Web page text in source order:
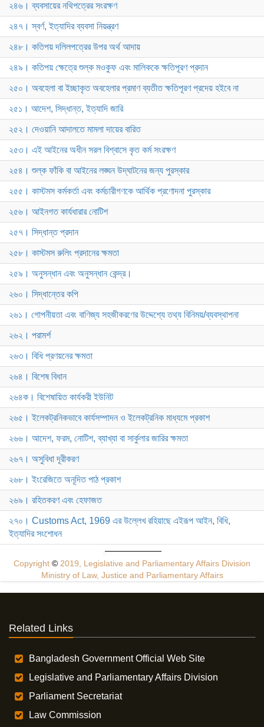
২৪৬। ব্যবসায়ের নথিপত্রের সংরক্ষণ
২৪৭। স্বর্ণ, ইত্যাদির ব্যবসা নিয়ন্ত্রণ
২৪৮। কতিপয় দলিলপত্রের উপর অর্থ আদায়
২৪৯। কতিপয় ক্ষেত্রে শুল্ক মওকুফ এবং মালিককে ক্ষতিপূরণ প্রদান
২৫০। অবহেলা বা ইচ্ছাকৃত অবহেলার প্রমাণ ব্যতীত ক্ষতিপূরণ প্রদেয় হইবে না
২৫১। আদেশ, সিদ্ধান্ত, ইত্যাদি জারি
২৫২। দেওয়ানি আদালতে মামলা দায়ের বারিত
২৫৩। এই আইনের অধীন সরল বিশ্বাসে কৃত কর্ম সংরক্ষণ
২৫৪। শুল্ক ফাঁকি বা আইনের লঙ্ঘন উদ্‌ঘাটনের জন্য পুরস্কার
২৫৫। কাস্টমস কর্মকর্তা এবং কর্মচারীগণকে আর্থিক প্রণোদনা পুরস্কার
২৫৬। আইনগত কার্যধারার নোটিশ
২৫৭। সিদ্ধান্ত প্রদান
২৫৮। কাস্টমস রুলিং প্রদানের ক্ষমতা
২৫৯। অনুসন্ধান এবং অনুসন্ধান কেন্দ্র।
২৬০। সিদ্ধান্তের কপি
২৬১। গোপনীয়তা এবং বাণিজ্য সহজীকরণের উদ্দেশ্যে তথ্য বিনিময়/ব্যবস্থাপনা
২৬২। পরামর্শ
২৬৩। বিধি প্রণয়নের ক্ষমতা
২৬৪। বিশেষ বিধান
২৬৪ক। বিশেষায়িত কার্যকরী ইউনিট
২৬৫। ইলেকট্রনিকভাবে কার্যসম্পাদন ও ইলেকট্রনিক মাধ্যমে প্রকাশ
২৬৬। আদেশ, ফরম, নোটিশ, ব্যাখ্যা বা সার্কুলার জারির ক্ষমতা
২৬৭। অসুবিধা দূরীকরণ
২৬৮। ইংরেজিতে অনূদিত পাঠ প্রকাশ
২৬৯। রহিতকরণ এবং হেফাজত
২৭০। Customs Act, 1969 এর উল্লেখ রহিয়াছে এইরূপ আইন, বিধি,
ইত্যাদির সংশোধন
Copyright © 2019, Legislative and Parliamentary Affairs Division
Ministry of Law, Justice and Parliamentary Affairs
Related Links
Bangladesh Government Official Web Site
Legislative and Parliamentary Affairs Division
Parliament Secretariat
Law Commission